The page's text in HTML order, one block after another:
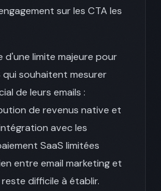
sur les CTA les
d'une limite majeure pour
qui souhaitent mesurer
de leurs emails :
de revenus native et
avec les
SaaS limitées
entre email marketing et
difficile à établir.